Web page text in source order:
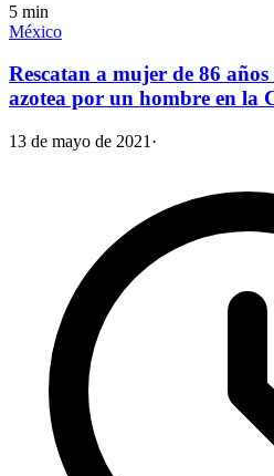
5 min
México
Rescatan a mujer de 86
azotea por un hombre en la
13 de mayo de 2021 ·